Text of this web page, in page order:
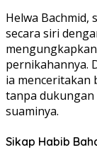
Helwa Bachmid,
secara siri
pernikahannya.
ia menceritakan
tanpa dukungan
suaminya.
Sikap Habib